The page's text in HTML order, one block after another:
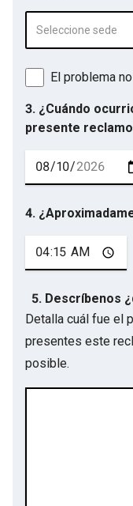
Seleccione sede
El problema
3. ¿Cuándo
presente
4.
5. Descríbenos
Detalla cuál fue el
presentes este
posible.